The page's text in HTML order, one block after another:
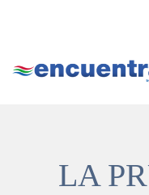
LA